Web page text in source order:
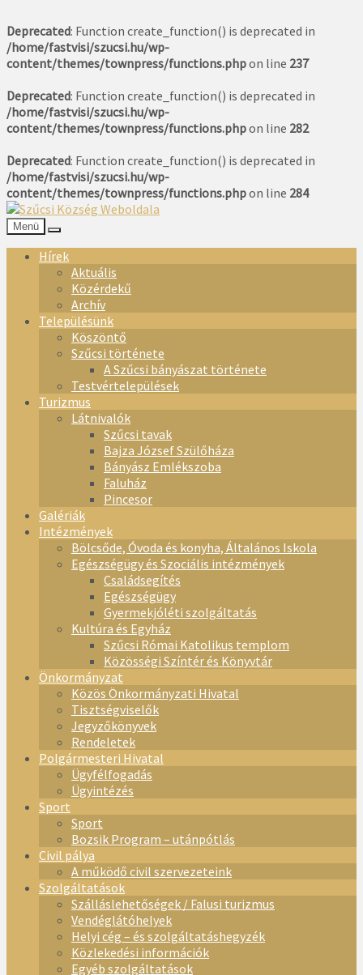
Deprecated: Function create_function() is deprecated in
/home/fastvisi/szucsi.hu/wp-
content/themes/townpress/functions.phpon line 237
Deprecated: Function create_function() is deprecated in
/home/fastvisi/szucsi.hu/wp-
content/themes/townpress/functions.phpon line 282
Deprecated: Function create_function() is deprecated in
/home/fastvisi/szucsi.hu/wp-
content/themes/townpress/functions.phpon line 284
Menü
Hírek
Aktuális
Közérdekű
Archív
Településünk
Köszöntő
Szűcsi története
A Szűcsi bányászat története
Testvértelepülések
Turizmus
Látnivalók
Szűcsi tavak
Bajza József Szülőháza
Bányász Emlékszoba
Faluház
Pincesor
Galériák
Intézmények
Bölcsőde, Óvoda és konyha, Általános Iskola
Egészségügy és Szociális intézmények
Családsegítés
Egészségügy
Gyermekjóléti szolgáltatás
Kultúra és Egyház
Szűcsi Római Katolikus templom
Közösségi Színtér és Könyvtár
Önkormányzat
Közös Önkormányzati Hivatal
Tisztségviselők
Jegyzőkönyvek
Rendeletek
Polgármesteri Hivatal
Ügyfélfogadás
Ügyintézés
Sport
Sport
Bozsik Program – utánpótlás
Civil pálya
A működő civil szervezeteink
Szolgáltatások
Szálláslehetőségek / Falusi turizmus
Vendéglátóhelyek
Helyi cég – és szolgáltatáshegyzék
Közlekedési információk
Egyéb szolgáltatások